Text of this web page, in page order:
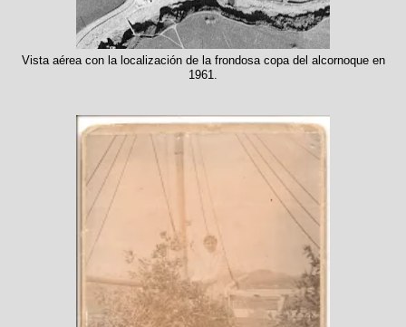
Vista aérea con la localización de la frondosa copa del alcornoque en
1961.